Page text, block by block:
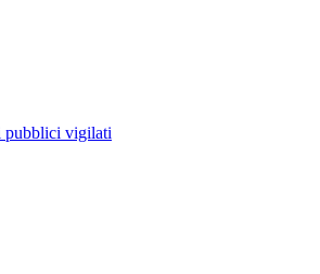
pubblici vigilati